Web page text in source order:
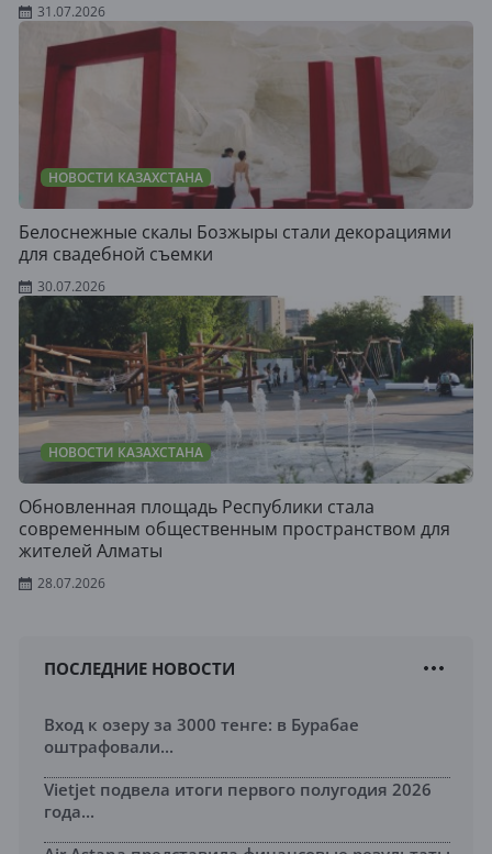
31.07.2026
НОВОСТИ КАЗАХСТАНА
Белоснежные скалы Бозжыры стали декорациями
для свадебной съемки
30.07.2026
НОВОСТИ КАЗАХСТАНА
Обновленная площадь Республики стала
современным общественным пространством для
жителей Алматы
28.07.2026
ПОСЛЕДНИЕ НОВОСТИ
Вход к озеру за 3000 тенге: в Бурабае
оштрафовали...
Vietjet подвела итоги первого полугодия 2026
года...